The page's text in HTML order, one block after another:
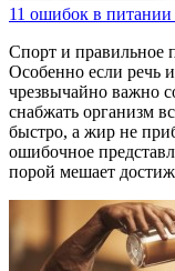
11 ошибок в питании
Спорт и правильное
Особенно если речь
чрезвычайно важно
снабжать организм
быстро, а жир не
ошибочное
порой мешает